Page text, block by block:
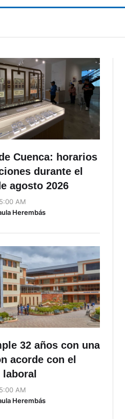
Cuenca: horarios
durante el
agosto 2026
AM
Herembás
32 años con una
acorde con el
laboral
AM
Herembás